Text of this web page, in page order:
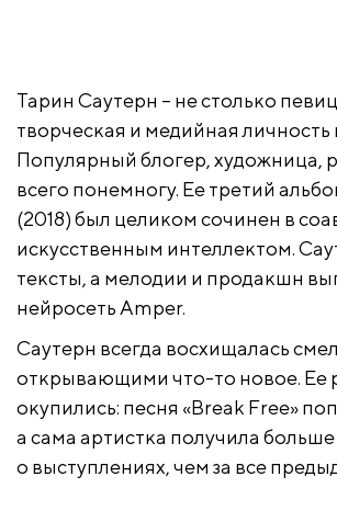
Тарин Саутерн – не столько
творческая и медийная личность
Популярный блогер, художница,
всего понемногу. Ее третий
(2018) был целиком сочинен в
искусственным интеллектом.
тексты, а мелодии и продакшн
нейросеть Amper.
Саутерн всегда восхищалась
открывающими что-то новое. Ее
окупились: песня «Break Free»
а сама артистка получила
о выступлениях, чем за все